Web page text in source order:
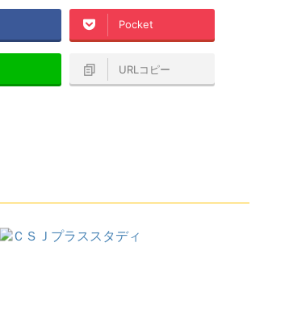
Pocket
URLコピー